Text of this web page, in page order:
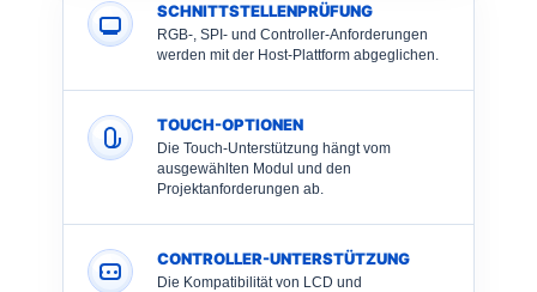
SCHNITTSTELLENPRÜFUNG
RGB-, SPI- und Controller-Anforderungen
werden mit der Host-Plattform abgeglichen.
TOUCH-OPTIONEN
Die Touch-Unterstützung hängt vom
ausgewählten Modul und den
Projektanforderungen ab.
CONTROLLER-UNTERSTÜTZUNG
Die Kompatibilität von LCD und